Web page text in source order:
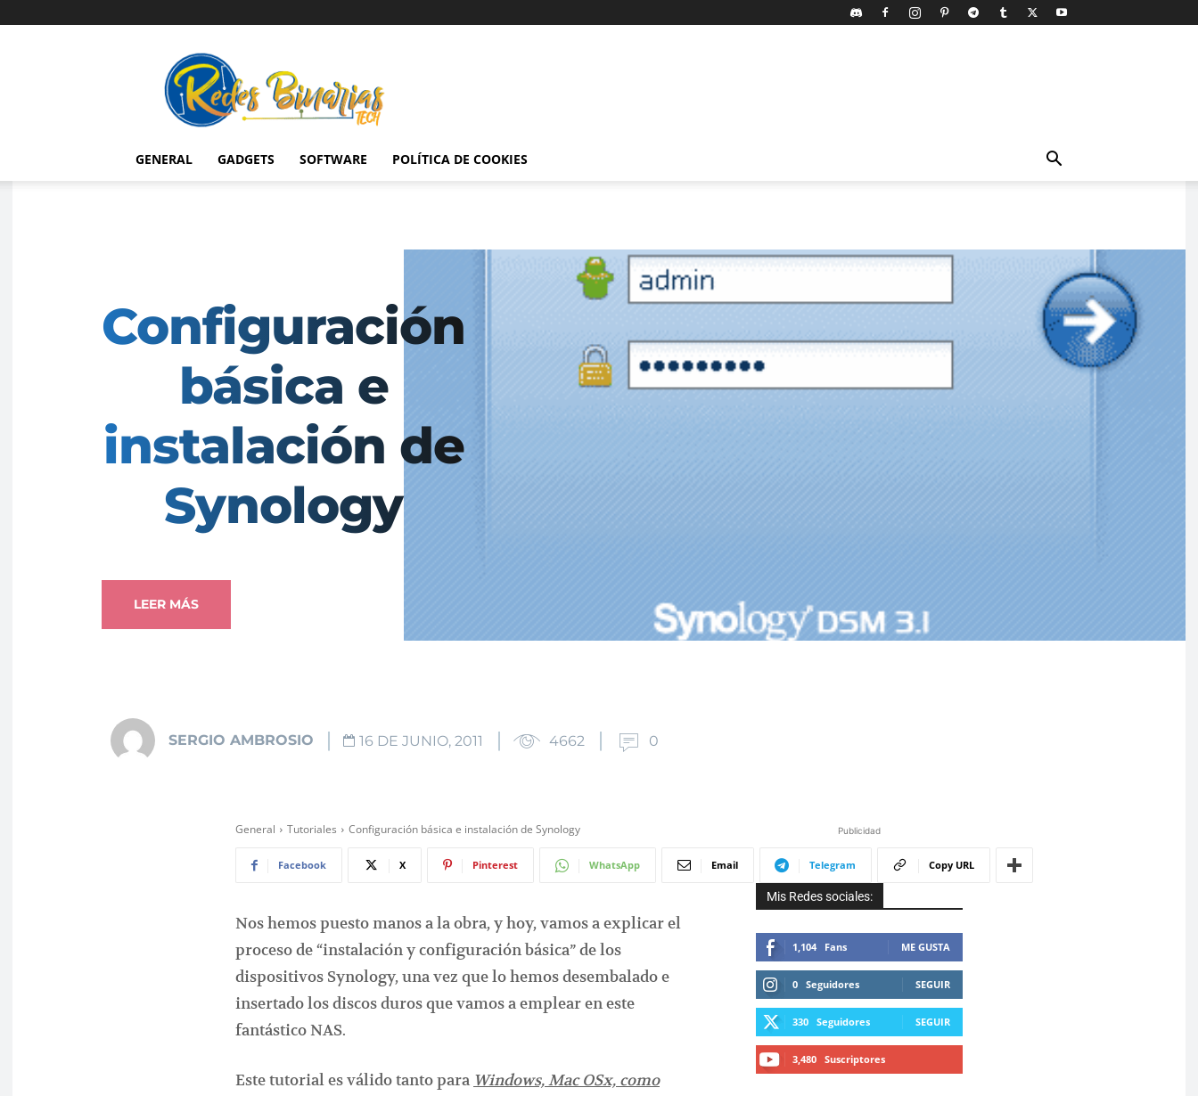
Binarias
Tech
GENERAL GADGETS SOFTWARE POLÍTICA DE COOKIES
Configuración
básica e
instalación de
Synology
LEER MÁS
SERGIO AMBROSIO 16 DE JUNIO, 2011 4662 0
General Tutoriales Configuración básica e instalación de Synology
Facebook X Pinterest WhatsApp Email Telegram Copy URL
Nos hemos puesto manos a la obra, y hoy, vamos a explicar el
proceso de “instalación y configuración básica” de los
dispositivos Synology, una vez que lo hemos desembalado e
insertado los discos duros que vamos a emplear en este
fantástico NAS.
Este tutorial es válido tanto para Windows, Mac OSx, como
Publicidad
Mis Redes sociales:
1,104 Fans ME GUSTA
0 Seguidores SEGUIR
330 Seguidores SEGUIR
3,480 Suscriptores